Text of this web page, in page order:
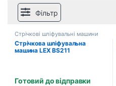
Фільтр
Стрічкові шліфувальні машини
Стрічкова шліфувальна
машина LEX BS211
Готовий до відправки